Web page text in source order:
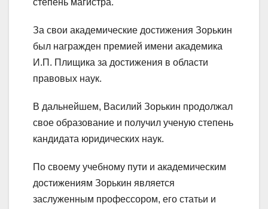
степень магистра.
За свои академические достижения Зорькин
был награжден премией имени академика
И.П. Плищика за достижения в области
правовых наук.
В дальнейшем, Василий Зорькин продолжал
свое образование и получил ученую степень
кандидата юридических наук.
По своему учебному пути и академическим
достижениям Зорькин является
заслуженным профессором, его статьи и